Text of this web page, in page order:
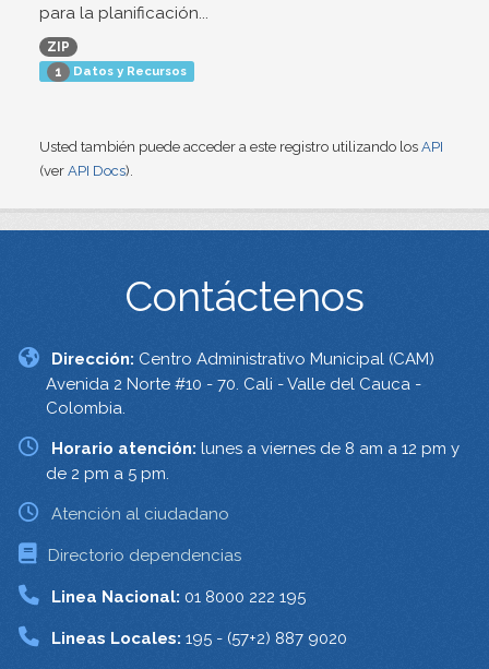
para la planificación...
ZIP
1 Datos y Recursos
Usted también puede acceder a este registro utilizando los API
(ver API Docs).
Contáctenos
Dirección: Centro Administrativo Municipal (CAM)
Avenida 2 Norte #10 - 70. Cali - Valle del Cauca -
Colombia.
Horario atención: lunes a viernes de 8 am a 12 pm y
de 2 pm a 5 pm.
Atención al ciudadano
Directorio dependencias
Linea Nacional: 01 8000 222 195
Lineas Locales: 195 - (57+2) 887 9020